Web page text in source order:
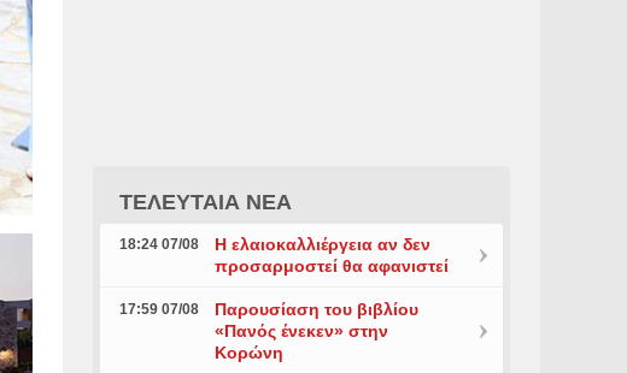
ΤΕΛΕΥΤΑΙΑ ΝΕΑ
18:24 07/08
Η ελαιοκαλλιέργεια αν δεν
προσαρμοστεί θα αφανιστεί
17:59 07/08
Παρουσίαση του βιβλίου
«Πανός ένεκεν» στην
Κορώνη